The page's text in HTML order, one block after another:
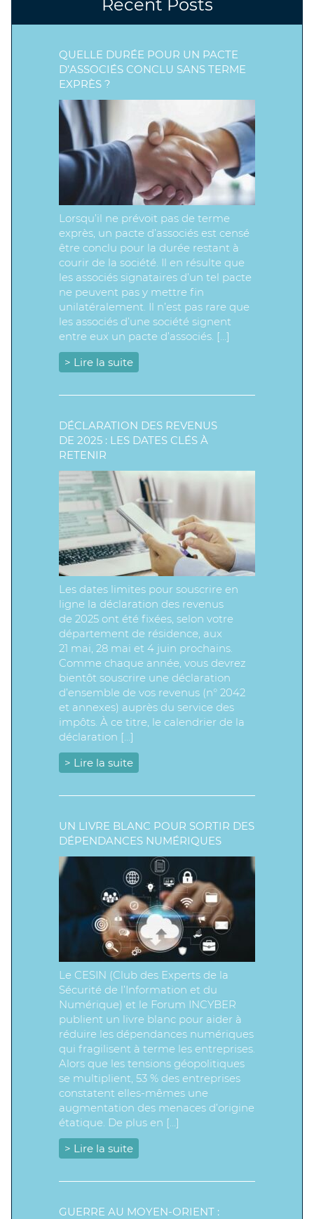
Recent Posts
QUELLE DURÉE POUR UN PACTE
D’ASSOCIÉS CONCLU SANS TERME
EXPRÈS ?
Lorsqu’il ne prévoit pas de terme
exprès, un pacte d’associés est censé
être conclu pour la durée restant à
courir de la société. Il en résulte que
les associés signataires d’un tel pacte
ne peuvent pas y mettre fin
unilatéralement. Il n’est pas rare que
les associés d’une société signent
entre eux un pacte d’associés. […]
> Lire la suite
DÉCLARATION DES REVENUS
DE 2025 : LES DATES CLÉS À
RETENIR
Les dates limites pour souscrire en
ligne la déclaration des revenus
de 2025 ont été fixées, selon votre
département de résidence, aux
21 mai, 28 mai et 4 juin prochains.
Comme chaque année, vous devrez
bientôt souscrire une déclaration
d’ensemble de vos revenus (n° 2042
et annexes) auprès du service des
impôts. À ce titre, le calendrier de la
déclaration […]
> Lire la suite
UN LIVRE BLANC POUR SORTIR DES
DÉPENDANCES NUMÉRIQUES
Le CESIN (Club des Experts de la
Sécurité de l’Information et du
Numérique) et le Forum INCYBER
publient un livre blanc pour aider à
réduire les dépendances numériques
qui fragilisent à terme les entreprises.
Alors que les tensions géopolitiques
se multiplient, 53 % des entreprises
constatent elles-mêmes une
augmentation des menaces d’origine
étatique. De plus en […]
> Lire la suite
GUERRE AU MOYEN-ORIENT :